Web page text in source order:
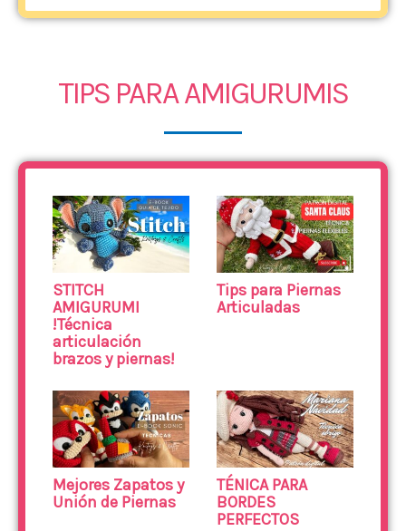
TIPS PARA AMIGURUMIS
STITCH
AMIGURUMI
!Técnica
articulación
brazos y piernas!
Tips para Piernas
Articuladas
Mejores Zapatos y
Unión de Piernas
TÉNICA PARA
BORDES
PERFECTOS